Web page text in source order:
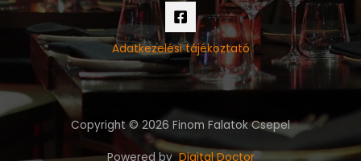
Adatkezelési tájékoztató
Copyright © 2026 Finom Falatok Csepel
Powered byDigital Doctor